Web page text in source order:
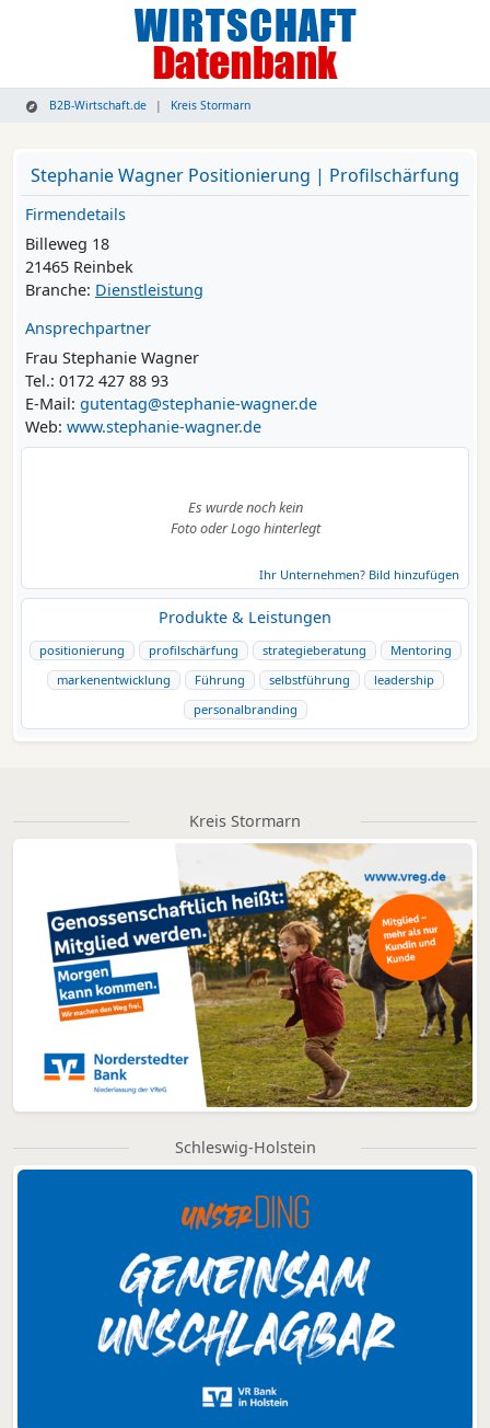
B2B-Wirtschaft.de Kreis Stormarn
Stephanie Wagner Positionierung | Profilschärfung
Firmendetails
Billeweg 18
21465 Reinbek
Branche: Dienstleistung
Ansprechpartner
Frau Stephanie Wagner
Tel.: 0172 427 88 93
E-Mail: gutentag@stephanie-wagner.de
Web: www.stephanie-wagner.de
Es wurde noch kein
Foto oder Logo hinterlegt
Ihr Unternehmen? Bild hinzufügen
Produkte & Leistungen
positionierung profilschärfung strategieberatung
Mentoring
markenentwicklung
Führung selbstführung
leadership
personalbranding
Kreis Stormarn
Schleswig-Holstein